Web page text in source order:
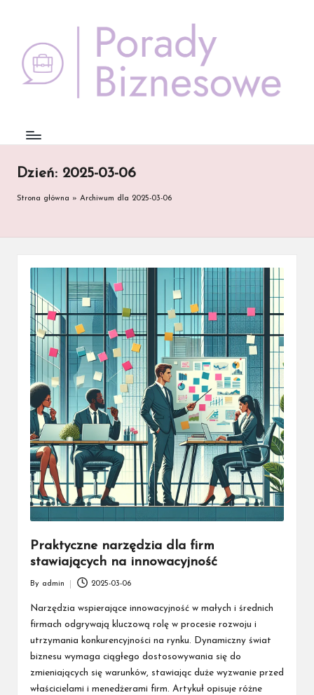
content
Dzień: 2025-03-06
Strona główna » Archiwum dla 2025-03-06
Praktyczne narzędzia dla firm
stawiających na innowacyjność
by
By admin 2025-03-06
Narzędzia wspierające innowacyjność w małych i średnich
firmach odgrywają kluczową rolę w procesie rozwoju i
utrzymania konkurencyjności na rynku. Dynamiczny świat
biznesu wymaga ciągłego dostosowywania się do
zmieniających się warunków, stawiając duże wyzwanie przed
właścicielami i menedżerami firm. Artykuł opisuje różne